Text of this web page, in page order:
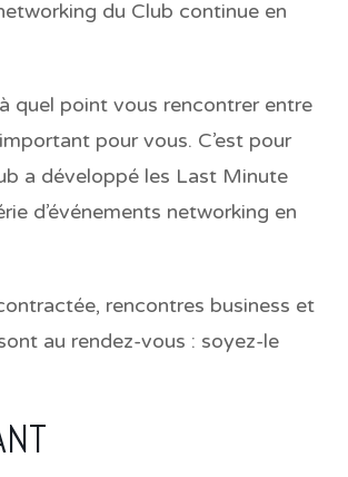
du Club continue en
quel point vous rencontrer entre
pour vous. C’est pour
a développé les Last Minute
d’événements networking en
rencontres business et
au rendez-vous : soyez-le